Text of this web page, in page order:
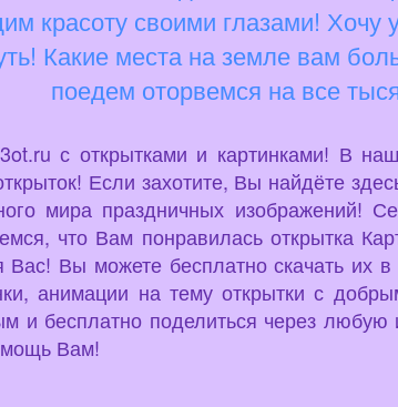
красоту своими глазами! Хочу
Какие места на земле вам
поедем оторвемся на все
с открытками и картинками! В
Если захотите, Вы найдёте
мира праздничных изображений!
что Вам понравилась открытка
Вы можете бесплатно скачать их
анимации на тему открытки с
и бесплатно поделиться через
Вам!